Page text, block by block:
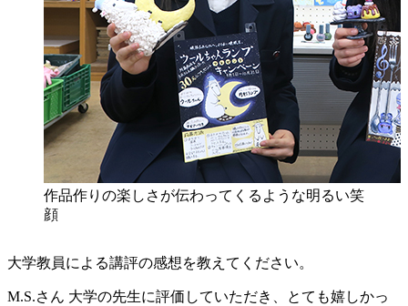
作品作りの楽しさが伝わってくるような明るい笑
顔
大学教員による講評の感想を教えてください。
M.S.さん 大学の先生に評価していただき、とても嬉しかっ